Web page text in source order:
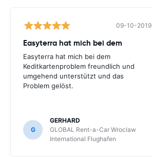
09-10-2019
Easyterra hat mich bei dem
Easyterra hat mich bei dem
Keditkartenproblem freundlich und
umgehend unterstützt und das
Problem gelöst.
G
GERHARD
GLOBAL Rent-a-Car Wroclaw
International Flughafen